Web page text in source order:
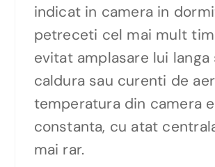
indicat in camera in
petreceti cel mai mult
evitat amplasare lui langa
caldura sau curenti de
temperatura din camera
constanta, cu atat
mai rar.